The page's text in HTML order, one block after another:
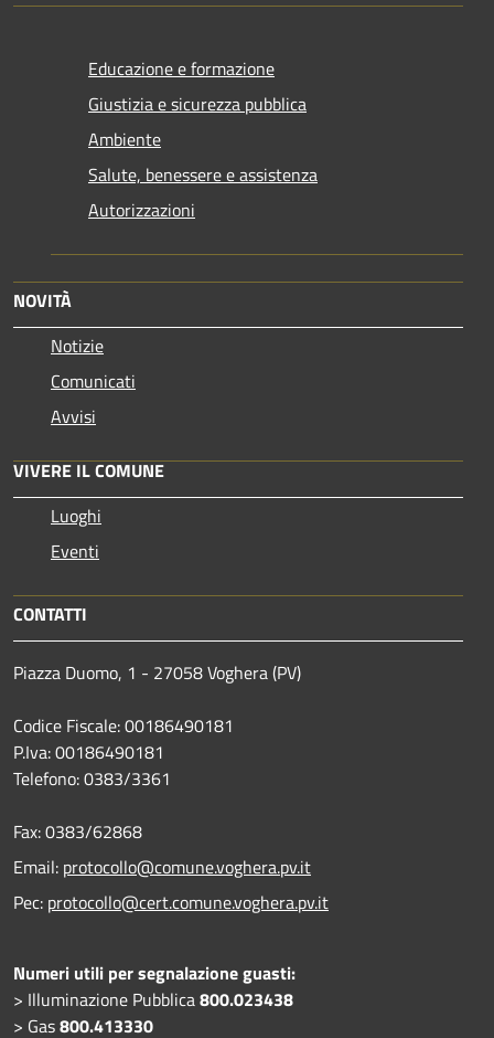
Educazione e formazione
Giustizia e sicurezza pubblica
Ambiente
Salute, benessere e assistenza
Autorizzazioni
NOVITÀ
Notizie
Comunicati
Avvisi
VIVERE IL COMUNE
Luoghi
Eventi
CONTATTI
Piazza Duomo, 1 - 27058 Voghera (PV)
Codice Fiscale: 00186490181
P.Iva: 00186490181
Telefono:0383/3361
Fax:0383/62868
Email: protocollo@comune.voghera.pv.it
Pec: protocollo@cert.comune.voghera.pv.it
Numeri utili per segnalazione guasti:
> Illuminazione Pubblica800.023438
> Gas800.413330